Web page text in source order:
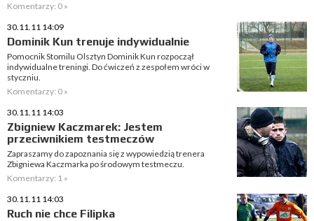
Komentarzy: 0 »
30.11.11 14:09
Dominik Kun trenuje indywidualnie
Pomocnik Stomilu Olsztyn Dominik Kun rozpoczął
indywidualne treningi. Do ćwiczeń z zespołem wróci w
styczniu.
Komentarzy: 0 »
30.11.11 14:03
Zbigniew Kaczmarek: Jestem
przeciwnikiem testmeczów
Zapraszamy do zapoznania się z wypowiedzią trenera
Zbigniewa Kaczmarka po środowym testmeczu.
Komentarzy: 1 »
30.11.11 14:03
Ruch nie chce Filipka